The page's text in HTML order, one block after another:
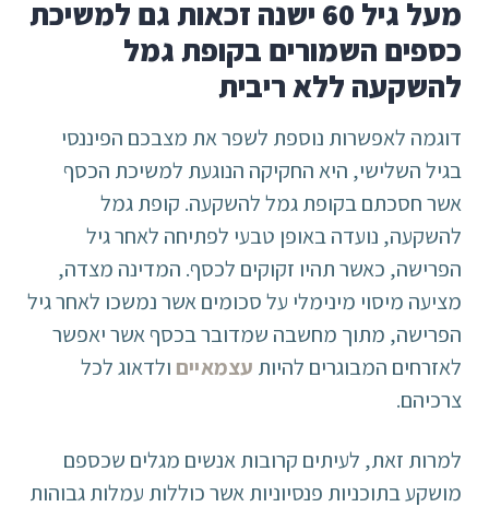
מעל גיל 60 ישנה זכאות גם למשיכת
כספים השמורים בקופת גמל
להשקעה ללא ריבית
דוגמה לאפשרות נוספת לשפר את מצבכם הפיננסי
בגיל השלישי, היא החקיקה הנוגעת למשיכת הכסף
אשר חסכתם בקופת גמל להשקעה. קופת גמל
להשקעה, נועדה באופן טבעי לפתיחה לאחר גיל
הפרישה, כאשר תהיו זקוקים לכסף. המדינה מצדה,
מציעה מיסוי מינימלי על סכומים אשר נמשכו לאחר גיל
הפרישה, מתוך מחשבה שמדובר בכסף אשר יאפשר
לאזרחים המבוגרים להיות עצמאיים ולדאוג לכל
צרכיהם.
למרות זאת, לעיתים קרובות אנשים מגלים שכספם
מושקע בתוכניות פנסיוניות אשר כוללות עמלות גבוהות